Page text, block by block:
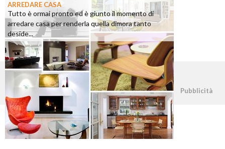
ARREDARE CASA
Tutto è ormai pronto ed è giunto il momento di
arredare casa per renderla quella dimora tanto
deside...
©2026 - casapratica.org - p.iva 03338800984 Pubblicità